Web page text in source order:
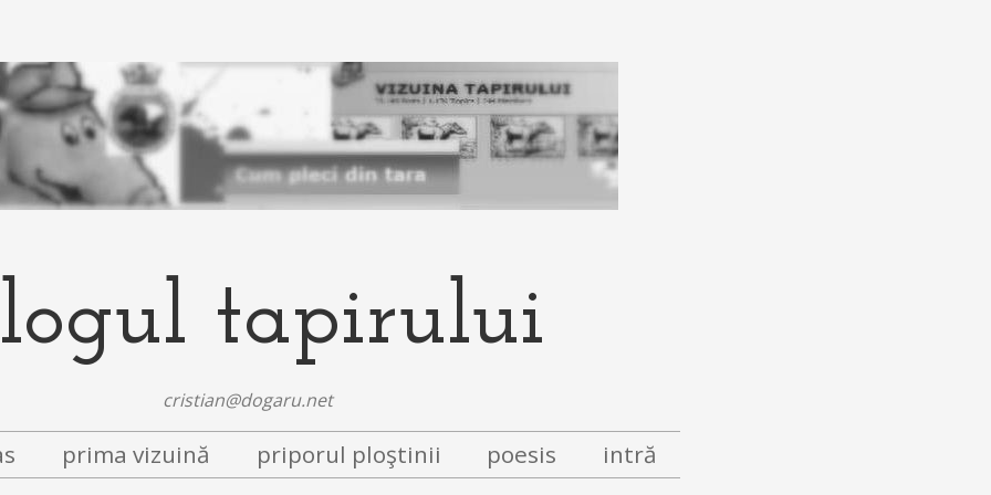
tapirului
cristian@dogaru.net
prima vizuină priporul ploştinii poesis intră